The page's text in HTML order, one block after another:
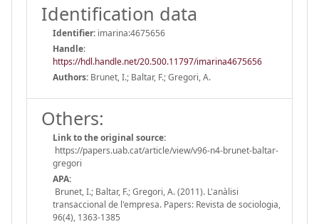
Identification data
Identifier: imarina:4675656
Handle:
https://hdl.handle.net/20.500.11797/imarina4675656
Authors: Brunet, I.; Baltar, F.; Gregori, A.
Others:
Link to the original source:
https://papers.uab.cat/article/view/v96-n4-brunet-baltar-
gregori
APA:
Brunet, I.; Baltar, F.; Gregori, A. (2011). L'anàlisi
transaccional de l'empresa. Papers: Revista de sociologia,
96(4), 1363-1385